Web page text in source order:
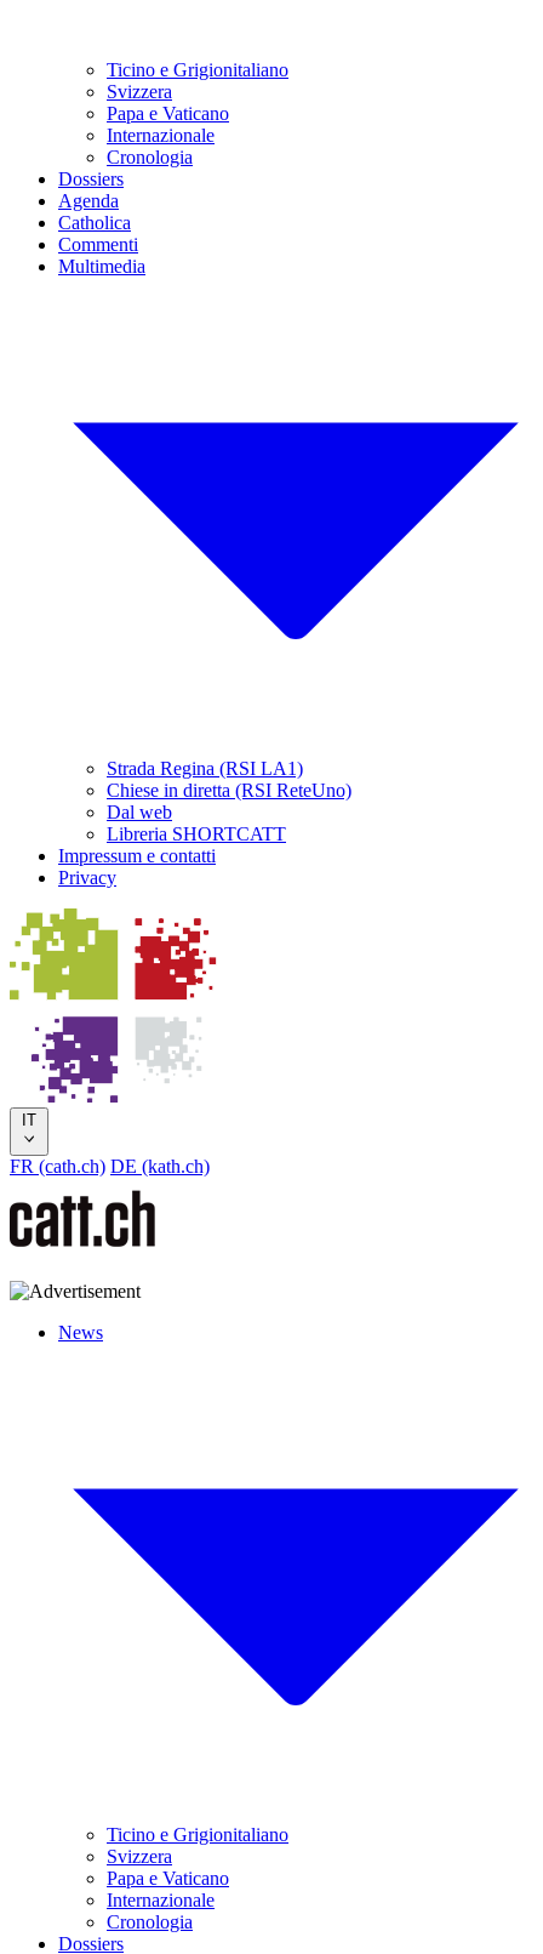
Ticino e Grigionitaliano
Svizzera
Papa e Vaticano
Internazionale
Cronologia
Dossiers
Agenda
Catholica
Commenti
Multimedia
Strada Regina (RSI LA1)
Chiese in diretta (RSI ReteUno)
Dal web
Libreria SHORTCATT
Impressum e contatti
Privacy
IT
FR (cath.ch) DE (kath.ch)
News
Ticino e Grigionitaliano
Svizzera
Papa e Vaticano
Internazionale
Cronologia
Dossiers